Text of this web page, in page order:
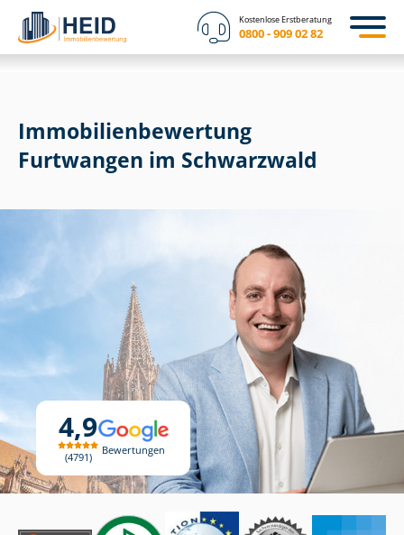
Kostenlose Erstberatung
0800 - 909 02 82
4,9
4791
Bewertungen
Immobilien­bewertung
Furtwangen im Schwarzwald